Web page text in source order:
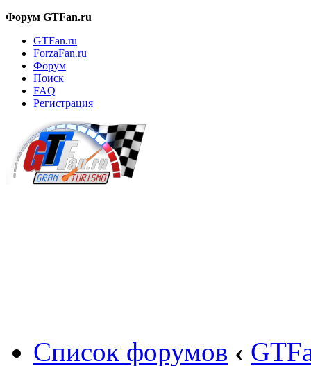
Форум GTFan.ru
GTFan.ru
ForzaFan.ru
Форум
Поиск
FAQ
Регистрация
Список форумов ‹